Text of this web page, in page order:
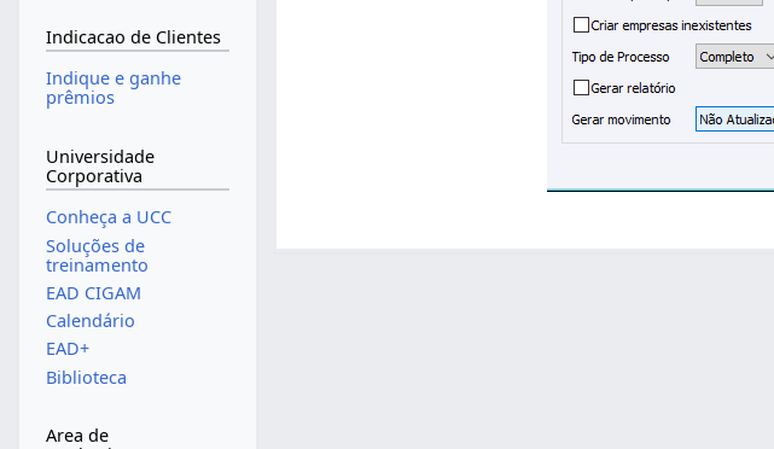
Indicacao de Clientes
Indique e ganhe
prêmios
Universidade
Corporativa
Conheça a UCC
Soluções de
treinamento
EAD CIGAM
Calendário
EAD+
Biblioteca
Area de